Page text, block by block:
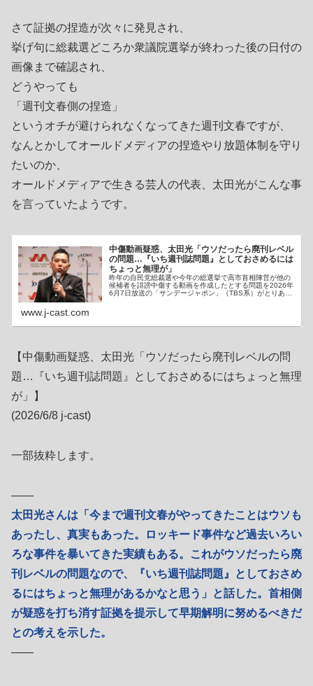
さて証拠の捏造が次々に発見され、
挙げ句に総裁選どころか衆議院選挙が終わった後の日付の
画像まで確認され、
どうやっても
「週刊文春側の捏造」
というオチが避けられなくなってきた週刊文春ですが、
なんとかしてオールドメディアの捏造やり放題体制を守り
たいのか、
オールドメディアで生きる芸人の代表、太田光がこんな事
を言っていたようです。
中傷動画疑惑、太田光「ウソだったら廃刊レベル
の問題…『いち週刊誌問題』としておさめるには
ちょっと無理が」
昨年の自民党総裁選や今年の総選挙で高市首相陣営が他の
候補者を誹謗中傷する動画を作成したとする問題を2026年
6月7日放送の「サンデージャポン」（TBS系）がとりあげ
www.j-cast.com
【中傷動画疑惑、太田光「ウソだったら廃刊レベルの問
題…『いち週刊誌問題』としておさめるにはちょっと無理
が」】
(2026/6/8 j-cast)
一部抜粋します。
――
太田光さんは「今まで週刊文春がやってきたことはウソも
あったし、真実もあった。ロッキード事件など過去いろい
ろな事件を暴いてきた実績もある。これがウソだったら廃
刊レベルの問題なので、『いち週刊誌問題』としておさめ
るにはちょっと無理があるかなと思う」と話した。首相側
が疑惑を打ち消す証拠を提示して早期解明に努めるべきだ
との考えを示した。
――